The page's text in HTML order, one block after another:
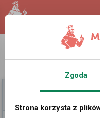
LANCASTER
37.3 °C
Moje Ogłoszenia
Zgoda
Strona korzysta z